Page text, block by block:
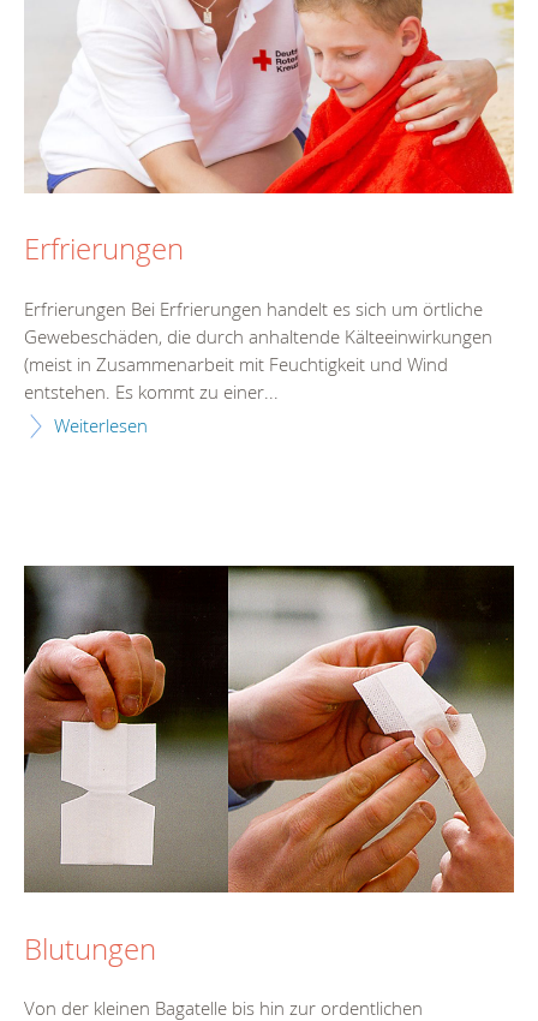
Erfrierungen
Erfrierungen Bei Erfrierungen handelt es sich um örtliche
Gewebeschäden, die durch anhaltende Kälteeinwirkungen
(meist in Zusammenarbeit mit Feuchtigkeit und Wind
entstehen. Es kommt zu einer...
Weiterlesen
Blutungen
Von der kleinen Bagatelle bis hin zur ordentlichen